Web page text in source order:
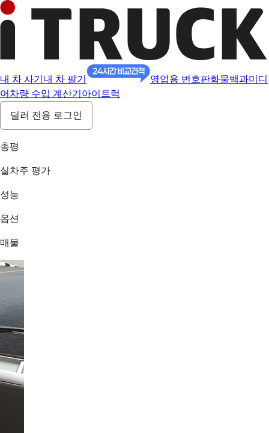
내 차 사기 내 차 팔기 영업용 번호판화물백과미디
어 차량 수입 계산기 아이트럭
딜러 전용 로그인
총평
실차주 평가
성능
옵션
매물